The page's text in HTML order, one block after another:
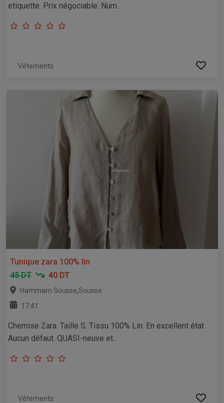
etiquette. Prix négociable. Num...
Vêtements
Tunique zara 100% lin
45 DT
40 DT
Hammam Sousse,Sousse
17:41
Chemise Zara. Taille S. Tissu 100% Lin. En excellent état.
Aucun défaut. QUASI-neuve et...
Vêtements